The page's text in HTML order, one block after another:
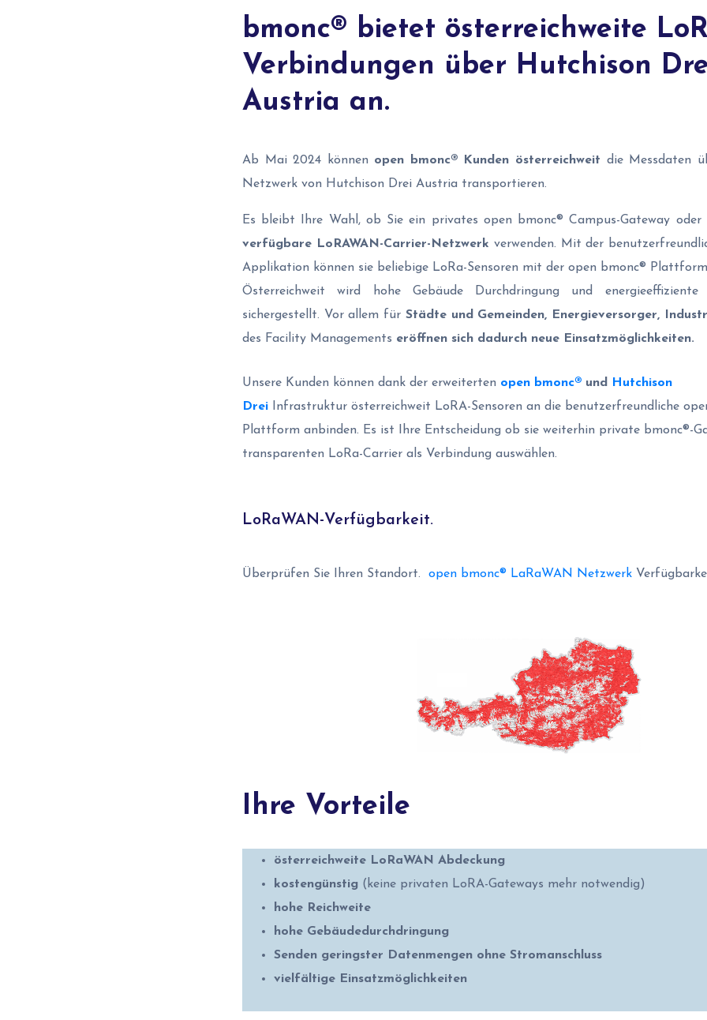
bmonc® bietet österreichweite
Verbindungen über Hutchison
Austria an.
Ab Mai 2024 können open bmonc® Kunden österreichweit die Messdaten
Netzwerk von Hutchison Drei Austria transportieren.
Es bleibt Ihre Wahl, ob Sie ein privates open bmonc® Campus-Gateway
verfügbare LoRAWAN-Carrier-Netzwerk verwenden. Mit der
Applikation können sie beliebige LoRa-Sensoren mit der open bmonc®
Österreichweit wird hohe Gebäude Durchdringung und energieeffiziente
sichergestellt. Vor allem für Städte und Gemeinden, Energieversorger,
des Facility Managements eröffnen sich dadurch neue Einsatzmöglichkeiten.
Unsere Kunden können dank der erweiterten open bmonc® und
Hutchison
Drei
Infrastruktur österreichweit LoRA-Sensoren an die benutzerfreundliche
Plattform anbinden. Es ist Ihre Entscheidung ob sie weiterhin private bmonc®-
transparenten LoRa-Carrier als Verbindung auswählen.
LoRaWAN-Verfügbarkeit.
Überprüfen Sie Ihren Standort. open bmonc® LaRaWAN Netzwerk
Ihre Vorteile
österreichweite LoRaWAN Abdeckung
kostengünstig (keine privaten LoRA-Gateways mehr notwendig)
hohe Reichweite
hohe Gebäudedurchdringung
Senden geringster Datenmengen ohne Stromanschluss
vielfältige Einsatzmöglichkeiten